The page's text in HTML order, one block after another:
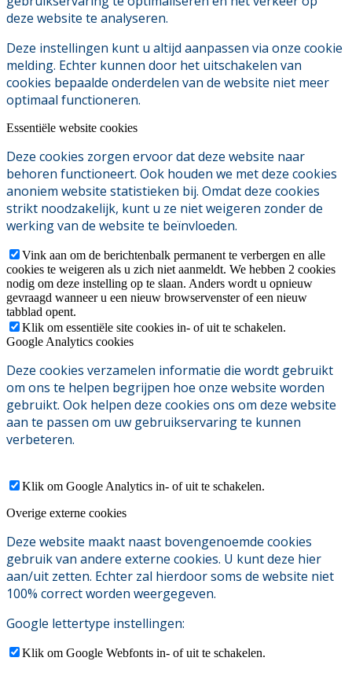
deze website te analyseren.
Deze instellingen kunt u altijd aanpassen via onze cookie
melding. Echter kunnen door het uitschakelen van
cookies bepaalde onderdelen van de website niet meer
optimaal functioneren.
Essentiële website cookies
Deze cookies zorgen ervoor dat deze website naar
behoren functioneert. Ook houden we met deze cookies
anoniem website statistieken bij. Omdat deze cookies
strikt noodzakelijk, kunt u ze niet weigeren zonder de
werking van de website te beïnvloeden.
Vink aan om de berichtenbalk permanent te verbergen en alle
cookies te weigeren als u zich niet aanmeldt. We hebben 2 cookies
nodig om deze instelling op te slaan. Anders wordt u opnieuw
gevraagd wanneer u een nieuw browservenster of een nieuw
tabblad opent.
Klik om essentiële site cookies in- of uit te schakelen.
Google Analytics cookies
Deze cookies verzamelen informatie die wordt gebruikt
om ons te helpen begrijpen hoe onze website worden
gebruikt. Ook helpen deze cookies ons om deze website
aan te passen om uw gebruikservaring te kunnen
verbeteren.
Klik om Google Analytics in- of uit te schakelen.
Overige externe cookies
Deze website maakt naast bovengenoemde cookies
gebruik van andere externe cookies. U kunt deze hier
aan/uit zetten. Echter zal hierdoor soms de website niet
100% correct worden weergegeven.
Google lettertype instellingen:
Klik om Google Webfonts in- of uit te schakelen.